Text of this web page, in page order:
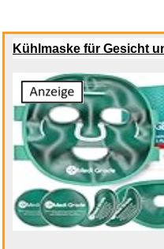
Monster Uplift
Kühlmaske für Gesicht